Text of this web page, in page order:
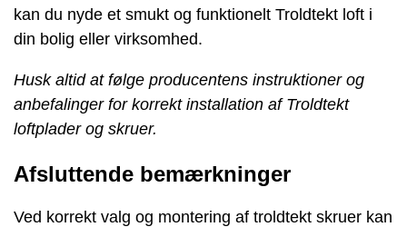
kan du nyde et smukt og funktionelt Troldtekt loft i
din bolig eller virksomhed.
Husk altid at følge producentens instruktioner og
anbefalinger for korrekt installation af Troldtekt
loftplader og skruer.
Afsluttende bemærkninger
Ved korrekt valg og montering af troldtekt skruer kan